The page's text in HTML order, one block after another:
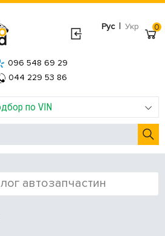
Рус | Укр
по VIN
096 548 69 29
044 229 53 86
0
автозапчастин